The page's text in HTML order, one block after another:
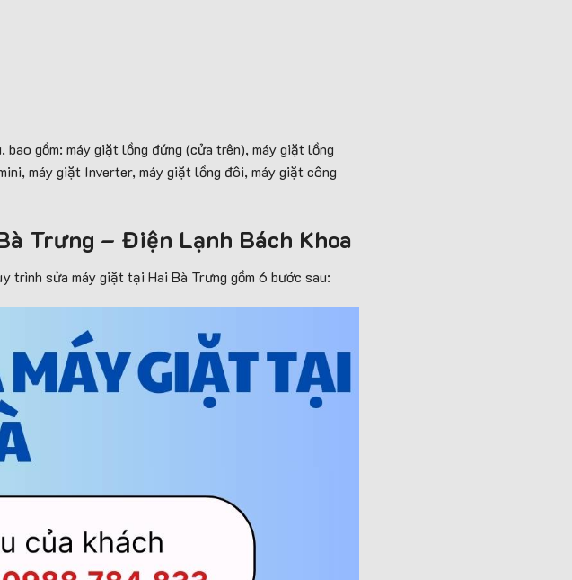
gồm: máy giặt lồng đứng (cửa trên), máy giặt lồng
máy giặt Inverter, máy giặt lồng đôi, máy giặt công
Trưng – Điện Lạnh Bách Khoa
trình sửa máy giặt tại Hai Bà Trưng gồm 6 bước sau: